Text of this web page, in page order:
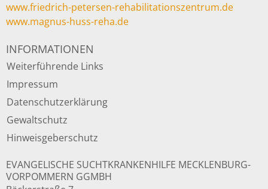
www.friedrich-petersen-rehabilitationszentrum.de
www.magnus-huss-reha.de
INFORMATIONEN
Weiterführende Links
Impressum
Datenschutzerklärung
Gewaltschutz
Hinweisgeberschutz
EVANGELISCHE SUCHTKRANKENHILFE MECKLENBURG-
VORPOMMERN GGMBH